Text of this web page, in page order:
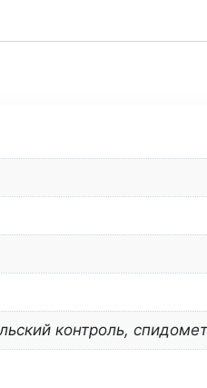
контроль,